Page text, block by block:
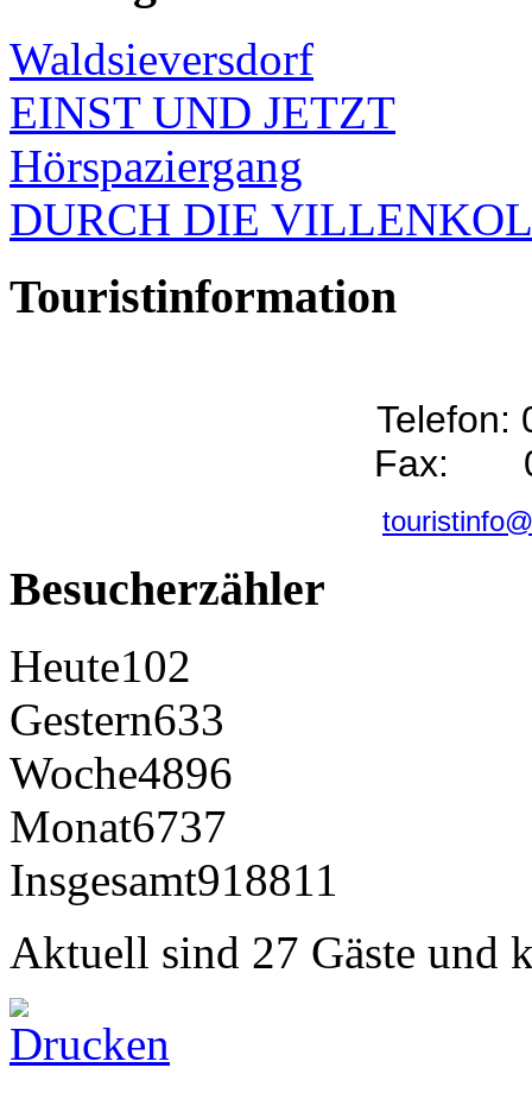
Waldsieversdorf
EINST UND JETZT
Hörspaziergang
DURCH DIE
Touristinformation
Telefon:
Fax:
Besucherzähler
Heute102
Gestern633
Woche4896
Monat6737
Insgesamt918811
Aktuell sind 27 Gäste und